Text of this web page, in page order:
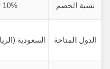
نسبة الخصم 10% ثابت على جميع المنتجات
الدول المتاحة السعودية